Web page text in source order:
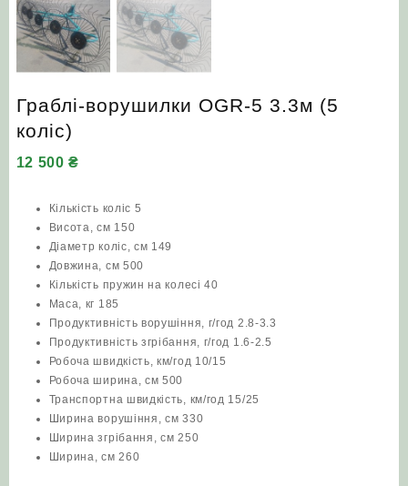
Граблі-ворушилки OGR-5 3.3м (5
коліс)
12 500₴
Кількість коліс 5
Висота, см 150
Діаметр коліс, см 149
Довжина, см 500
Кількість пружин на колесі 40
Маса, кг 185
Продуктивність ворушіння, г/год 2.8-3.3
Продуктивність згрібання, г/год 1.6-2.5
Робоча швидкість, км/год 10/15
Робоча ширина, см 500
Транспортна швидкість, км/год 15/25
Ширина ворушіння, см 330
Ширина згрібання, см 250
Ширина, см 260